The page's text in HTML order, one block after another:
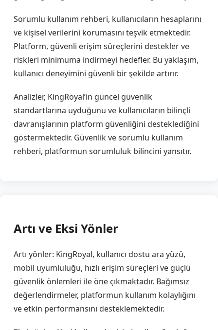
Sorumlu kullanım rehberi, kullanıcıların hesaplarını
ve kişisel verilerini korumasını teşvik etmektedir.
Platform, güvenli erişim süreçlerini destekler ve
riskleri minimuma indirmeyi hedefler. Bu yaklaşım,
kullanıcı deneyimini güvenli bir şekilde artırır.
Analizler, KingRoyal’in güncel güvenlik
standartlarına uyduğunu ve kullanıcıların bilinçli
davranışlarının platform güvenliğini desteklediğini
göstermektedir. Güvenlik ve sorumlu kullanım
rehberi, platformun sorumluluk bilincini yansıtır.
Artı ve Eksi Yönler
Artı yönler: KingRoyal, kullanıcı dostu ara yüzü,
mobil uyumluluğu, hızlı erişim süreçleri ve güçlü
güvenlik önlemleri ile öne çıkmaktadır. Bağımsız
değerlendirmeler, platformun kullanım kolaylığını
ve etkin performansını desteklemektedir.